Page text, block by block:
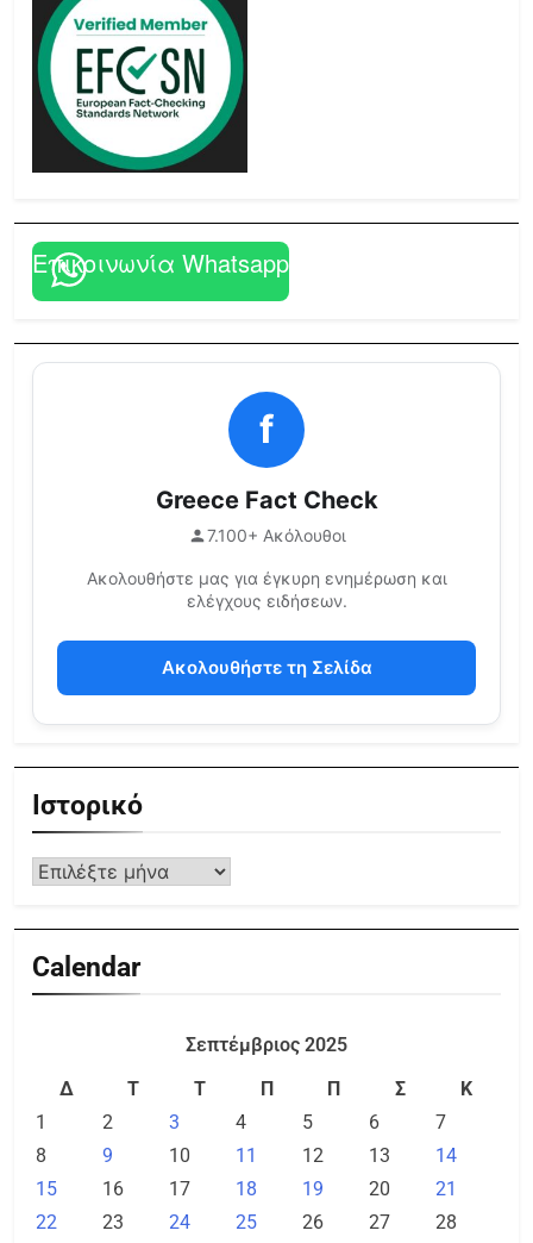
Επικοινωνία Whatsapp
f
Greece Fact Check
7.100+ Ακόλουθοι
Ακολουθήστε μας για έγκυρη ενημέρωση και
ελέγχους ειδήσεων.
Ακολουθήστε τη Σελίδα
Ιστορικό
Calendar
Σεπτέμβριος 2025
Δ
Τ Τ Π Π Σ
Κ
1
2 3 4 5 6
7
8
9 10 11 12 13
14
15
16 17 18 19 20
21
22
23 24 25 26 27
28